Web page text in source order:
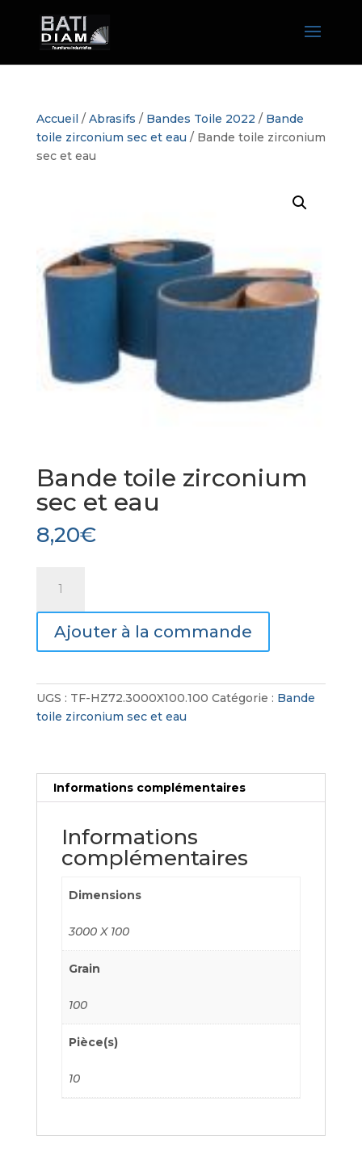
Accueil / Abrasifs / Bandes Toile 2022 / Bande
toile zirconium sec et eau / Bande toile zirconium
sec et eau
Bande toile zirconium
sec et eau
8,20€
Bande
toile
zirconium
et
eau
Ajouter à la commande
UGS : TF-HZ72.3000X100.100 Catégorie : Bande
toile zirconium sec et eau
Informations complémentaires
Informations
complémentaires
Dimensions
3000 X 100
Grain
100
Pièce(s)
10